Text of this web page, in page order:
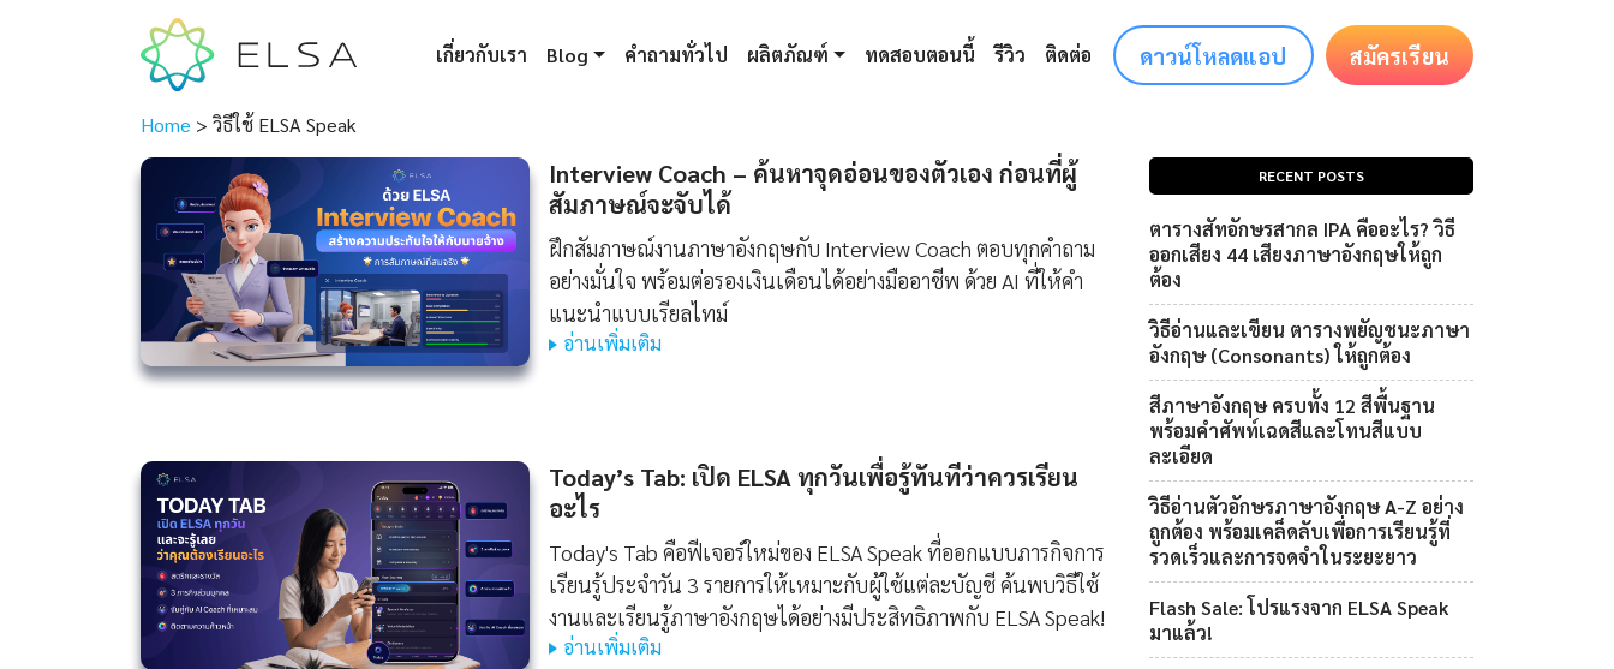
เกี่ยวกับเรา Blog คำถามทั่วไป ผลิตภัณฑ์ ทดสอบตอนนี้ รีวิว ติดต่อ ดาวน์โหลดแอป สมัครเรียน
Home > วิธีใช้ ELSA Speak
Interview Coach – ค้นหาจุดอ่อนของตัวเอง ก่อนที่ผู้
สัมภาษณ์จะจับได้
ฝึกสัมภาษณ์งานภาษาอังกฤษกับ Interview Coach ตอบทุกคำถาม
อย่างมั่นใจ พร้อมต่อรองเงินเดือนได้อย่างมืออาชีพ ด้วย AI ที่ให้คำ
แนะนำแบบเรียลไทม์
อ่านเพิ่มเติม
Today’s Tab: เปิด ELSA ทุกวันเพื่อรู้ทันทีว่าควรเรียน
อะไร
Today's Tab คือฟีเจอร์ใหม่ของ ELSA Speak ที่ออกแบบภารกิจการ
เรียนรู้ประจำวัน 3 รายการให้เหมาะกับผู้ใช้แต่ละบัญชี ค้นพบวิธีใช้
งานและเรียนรู้ภาษาอังกฤษได้อย่างมีประสิทธิภาพกับ ELSA Speak!
อ่านเพิ่มเติม
RECENT POSTS
ตารางสัทอักษรสากล IPA คืออะไร? วิธี
ออกเสียง 44 เสียงภาษาอังกฤษให้ถูก
ต้อง
วิธีอ่านและเขียน ตารางพยัญชนะภาษา
อังกฤษ (Consonants) ให้ถูกต้อง
สีภาษาอังกฤษ ครบทั้ง 12 สีพื้นฐาน
พร้อมคำศัพท์เฉดสีและโทนสีแบบ
ละเอียด
วิธีอ่านตัวอักษรภาษาอังกฤษ A-Z อย่าง
ถูกต้อง พร้อมเคล็ดลับเพื่อการเรียนรู้ที่
รวดเร็วและการจดจำในระยะยาว
Flash Sale: โปรแรงจาก ELSA Speak
มาแล้ว!